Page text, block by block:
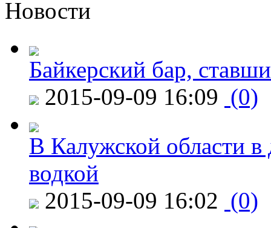
Новости
Байкерский бар,
2015-09-09 16:09 (0)
В Калужской области в
водкой
2015-09-09 16:02 (0)